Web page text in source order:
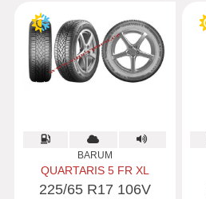
BARUM
QUARTARIS 5 FR XL
225/65 R17 106V